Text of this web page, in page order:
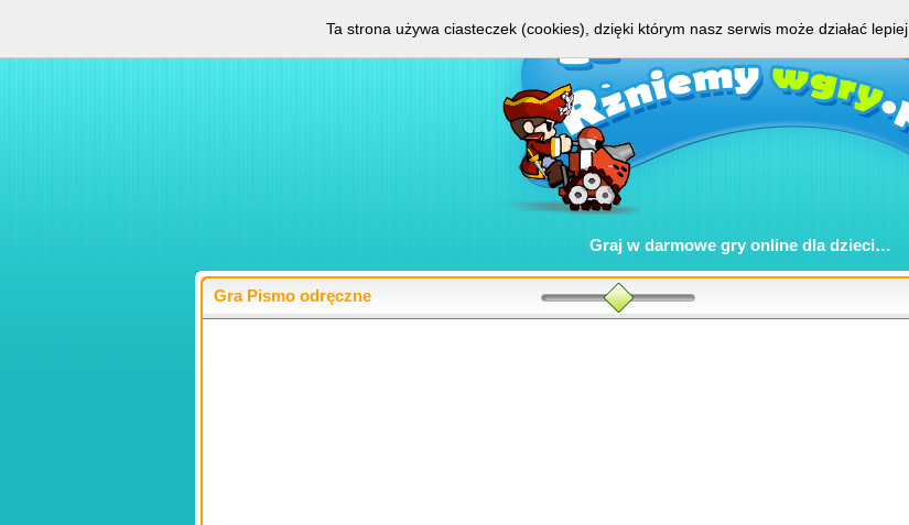
Graj w darmowe gry online dla dzieci…
Gra Pismo odręczne
Ta strona używa ciasteczek (cookies), dzięki którym nasz serwis może działać lepiej.